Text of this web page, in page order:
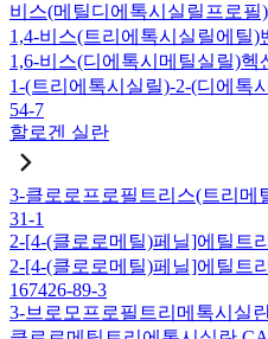
비스(메틸디에톡시실릴프로필
1,4-비스(트리에톡시실릴에틸)
1,6-비스(디에톡시메틸실릴)헥
1-(트리에톡시실릴)-2-(디에톡
54-7
할로겐 실란
3-클로로프로필트리스(트리메
31-1
2-[4-(클로로메틸)페닐]에틸트
2-[4-(클로로메틸)페닐]에틸트
167426-89-3
3-브로모프로필트리메톡시실